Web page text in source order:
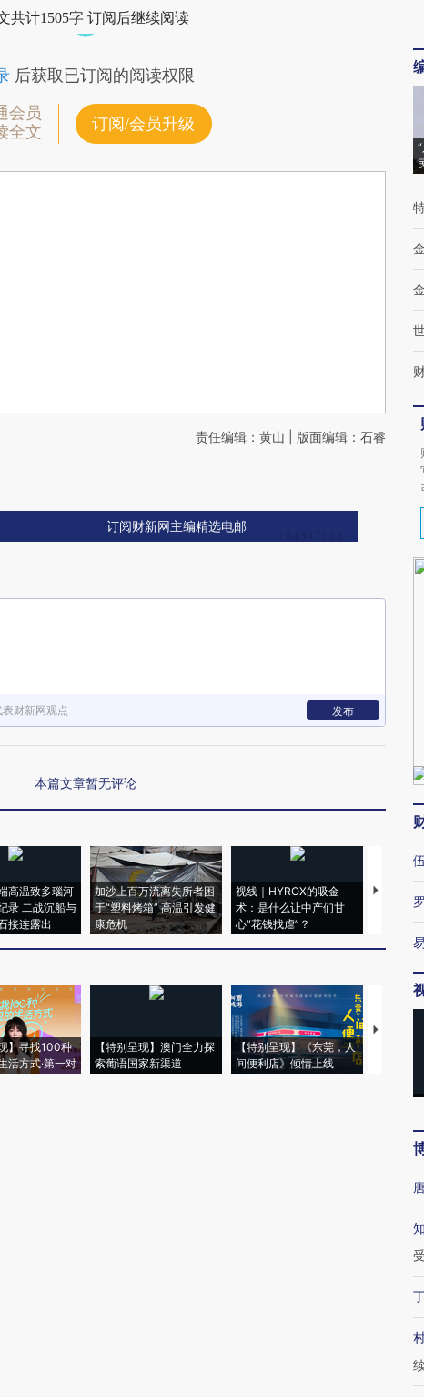
共计1505字 订阅后继续阅读
后获取已订阅的阅读权限
会员
全文
订阅/会员升级
责任编辑：黄山 | 版面编辑：石睿
订阅财新网主编精选电邮
财新网观点 发布
本篇文章暂无评论
高温致多瑙河
录 二战沉船与
接连露出
加沙上百万流离失所者困
于“塑料烤箱” 高温引发健
康危机
视线｜HYROX的吸金
术：是什么让中产们甘
心“花钱找虐”？
马航飞行
粒摇头
】寻找100种
活方式·第一对
【特别呈现】澳门全力探
索葡语国家新渠道
【特别呈现】《东莞，人
间便利店》倾情上线
【推广】